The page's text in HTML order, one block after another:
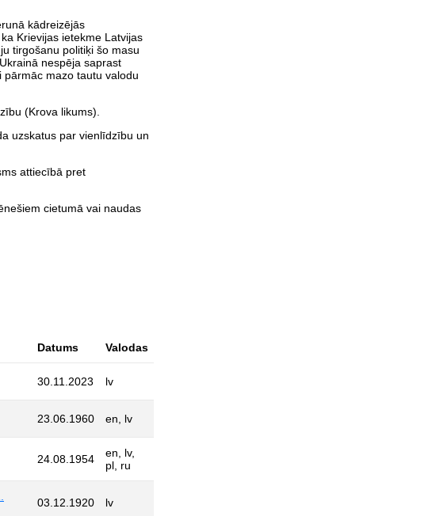
kādreizējās
Krievijas ietekme Latvijas
tirgošanu politiķi šo masu
nespēja saprast
mazo tautu valodu
(Krova likums).
uzskatus par vienlīdzību un
attiecībā pret
cietumā vai naudas
Datums Valodas
30.11.2023 lv
23.06.1960 en, lv
24.08.1954
en, lv,
pl, ru
03.12.1920 lv